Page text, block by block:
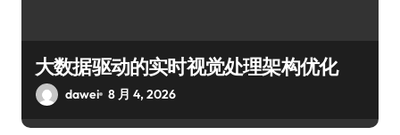
大数据驱动的实时视觉处理架构优化
dawei 8 月 4, 2026